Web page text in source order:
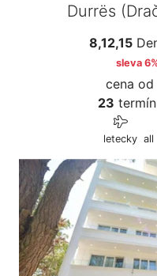
Durrës
8,12,15
sleva
cena od
23
letecky all